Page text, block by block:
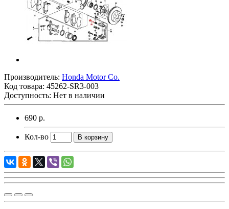
Производитель: Honda Motor Co.
Код товара: 45262-SR3-003
Доступность: Нет в наличии
690 р.
Кол-во В корзину